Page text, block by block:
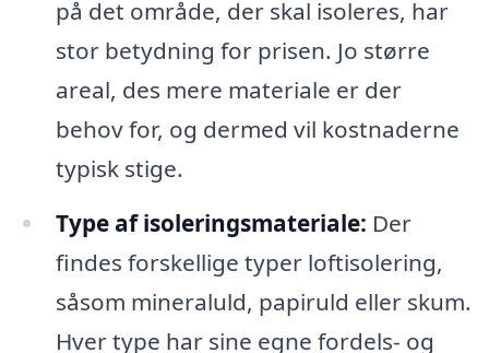
på det område, der skal isoleres, har
stor betydning for prisen. Jo større
areal, des mere materiale er der
behov for, og dermed vil kostnaderne
typisk stige.
Type af isoleringsmateriale: Der
findes forskellige typer loftisolering,
såsom mineraluld, papiruld eller skum.
Hver type har sine egne fordels- og